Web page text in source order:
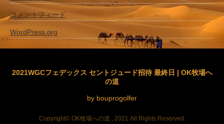
コメントフィード
WordPress.org
2021WGCフェデックス セントジュード招待 最終日 | OK牧場へ
の道
by bouprogolfer
Copyright© OK牧場への道 , 2021 All Rights Reserved.